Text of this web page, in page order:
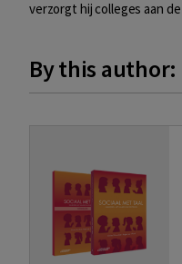
verzorgt hij colleges aan
By this author: